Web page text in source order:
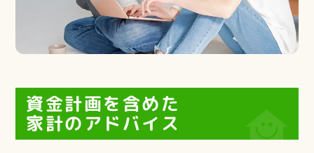
資金計画を含めた
家計のアドバイス